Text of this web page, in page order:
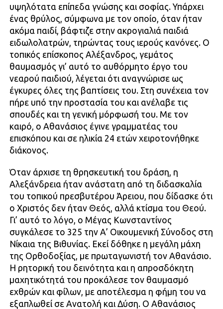
υψηλότατα επίπεδα γνώσης και σοφίας. Υπάρχει
ένας θρύλος, σύμφωνα με τον οποίο, όταν ήταν
ακόμα παιδί, βάφτιζε στην ακρογιαλιά παιδιά
ειδωλολατρών, τηρώντας τους ιερούς κανόνες. Ο
τοπικός επίσκοπος Αλέξανδρος, γεμάτος
θαυμασμός γι’ αυτό το αυθόρμητο έργο του
νεαρού παιδιού, λέγεται ότι αναγνώρισε ως
έγκυρες όλες της βαπτίσεις του. Στη συνέχεια τον
πήρε υπό την προστασία του και ανέλαβε τις
σπουδές και τη γενική μόρφωσή του. Με τον
καιρό, ο Αθανάσιος έγινε γραμματέας του
επισκόπου και σε ηλικία 24 ετών χειροτονήθηκε
διάκονος.
Όταν άρχισε τη θρησκευτική του δράση, η
Αλεξάνδρεια ήταν ανάστατη από τη διδασκαλία
του τοπικού πρεσβυτέρου Άρειου, που δίδασκε ότι
ο Χριστός δεν ήταν Θεός, αλλά κτίσμα του Θεού.
Γι’ αυτό το λόγο, ο Μέγας Κωνσταντίνος
συγκάλεσε το 325 την Α’ Οικουμενική Σύνοδος στη
Νίκαια της Βιθυνίας. Εκεί δόθηκε η μεγάλη μάχη
της Ορθοδοξίας, με πρωταγωνιστή τον Αθανάσιο.
Η ρητορική του δεινότητα και η απροσδόκητη
μαχητικότητά του προκάλεσε τον θαυμασμό
εχθρών και φίλων, με αποτέλεσμα η φήμη του να
εξαπλωθεί σε Ανατολή και Δύση. Ο Αθανάσιος